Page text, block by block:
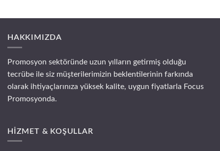
HAKKIMIZDA
Promosyon sektöründe uzun yılların getirmiş olduğu
tecrübe ile siz müşterilerimizin beklentilerinin farkında
olarak ihtiyaçlarınıza yüksek kalite, uygun fiyatlarla Focus
Promosyonda.
HİZMET & KOŞULLAR